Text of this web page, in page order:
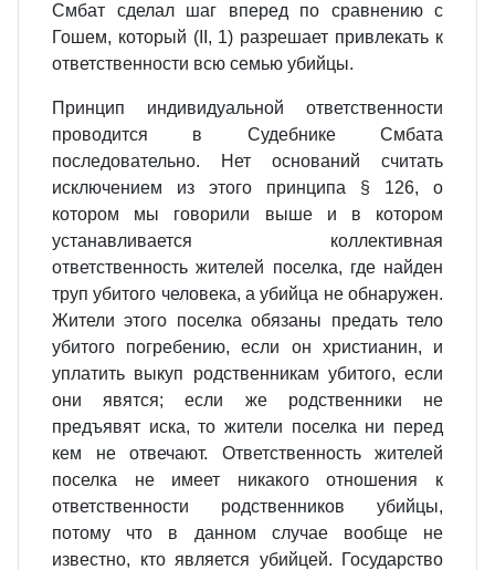
Смбат сделал шаг вперед по сравнению с
Гошем, который (II, 1) разрешает привлекать к
ответственности всю семью убийцы.
Принцип индивидуальной ответственности
проводится в Судебнике Смбата
последовательно. Нет оснований считать
исключением из этого принципа § 126, о
котором мы говорили выше и в котором
устанавливается коллективная
ответственность жителей поселка, где найден
труп убитого человека, а убийца не обнаружен.
Жители этого поселка обязаны предать тело
убитого погребению, если он христианин, и
уплатить выкуп родственникам убитого, если
они явятся; если же родственники не
предъявят иска, то жители поселка ни перед
кем не отвечают. Ответственность жителей
поселка не имеет никакого отношения к
ответственности родственников убийцы,
потому что в данном случае вообще не
известно, кто является убийцей. Государство